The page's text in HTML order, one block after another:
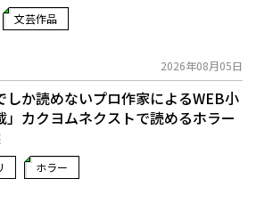
文芸作品
2026年08月05日
しか読めないプロ作家によるWEB小
――カクヨムネクストで読めるホラー
ホラー